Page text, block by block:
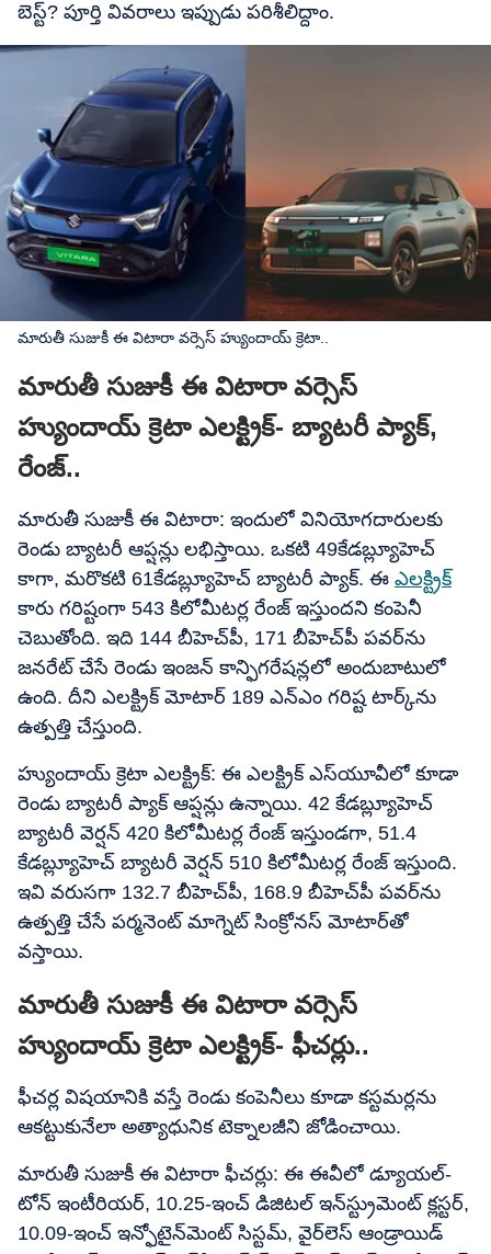
బెస్ట్? పూర్తి వివరాలు ఇప్పుడు పరిశీలిద్దాం.
మారుతీ సుజుకీ ఈ విటారా వర్సెస్​ హ్యుందాయ్ క్రెటా..
మారుతీ సుజుకీ ఈ విటారా వర్సెస్​
హ్యుందాయ్ క్రెటా ఎలక్ట్రిక్- బ్యాటరీ ప్యాక్,
రేంజ్..
మారుతీ సుజుకీ ఈ విటారా: ఇందులో వినియోగదారులకు
రెండు బ్యాటరీ ఆప్షన్లు లభిస్తాయి. ఒకటి 49కేడబ్ల్యూహెచ్
కాగా, మరొకటి 61కేడబ్ల్యూహెచ్ బ్యాటరీ ప్యాక్. ఈ ఎలక్ట్రిక్
కారు గరిష్టంగా 543 కిలోమీటర్ల రేంజ్ ఇస్తుందని కంపెనీ
చెబుతోంది. ఇది 144 బీహెచ్​పీ, 171 బీహెచ్​పీ పవర్‌ను
జనరేట్ చేసే రెండు ఇంజన్ కాన్ఫిగరేషన్లలో అందుబాటులో
ఉంది. దీని ఎలక్ట్రిక్ మోటార్ 189 ఎన్​ఎం గరిష్ట టార్క్‌ను
ఉత్పత్తి చేస్తుంది.
హ్యుందాయ్ క్రెటా ఎలక్ట్రిక్: ఈ ఎలక్ట్రిక్ ఎస్​యూవీలో కూడా
రెండు బ్యాటరీ ప్యాక్ ఆప్షన్లు ఉన్నాయి. 42 కేడబ్ల్యూహెచ్
బ్యాటరీ వెర్షన్ 420 కిలోమీటర్ల రేంజ్ ఇస్తుండగా, 51.4
కేడబ్ల్యూహెచ్ బ్యాటరీ వెర్షన్ 510 కిలోమీటర్ల రేంజ్ ఇస్తుంది.
ఇవి వరుసగా 132.7 బీహెచ్​పీ, 168.9 బీహెచ్​పీ పవర్‌ను
ఉత్పత్తి చేసే పర్మనెంట్ మాగ్నెట్ సింక్రోనస్ మోటార్‌తో
వస్తాయి.
మారుతీ సుజుకీ ఈ విటారా వర్సెస్​
హ్యుందాయ్ క్రెటా ఎలక్ట్రిక్- ఫీచర్లు..
ఫీచర్ల విషయానికి వస్తే రెండు కంపెనీలు కూడా కస్టమర్లను
ఆకట్టుకునేలా అత్యాధునిక టెక్నాలజీని జోడించాయి.
మారుతీ సుజుకీ ఈ విటారా ఫీచర్లు: ఈ ఈవీలో డ్యూయల్-
టోన్ ఇంటీరియర్, 10.25-ఇంచ్​ డిజిటల్ ఇన్‌స్ట్రుమెంట్ క్లస్టర్,
10.09-ఇంచ్ ఇన్ఫోటైన్‌మెంట్ సిస్టమ్, వైర్‌లెస్ ఆండ్రాయిడ్